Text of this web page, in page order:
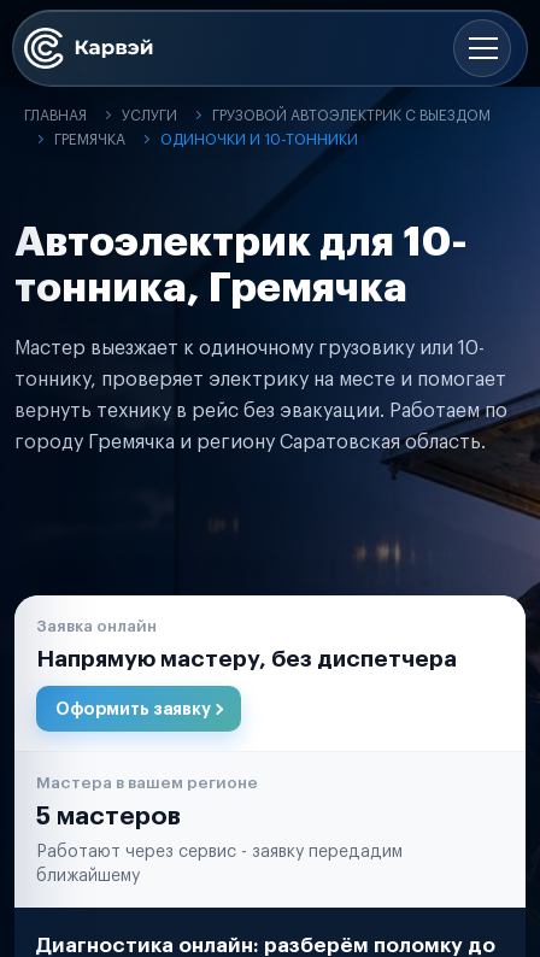
ГЛАВНАЯ УСЛУГИ
ГРУЗОВОЙ АВТОЭЛЕКТРИК С ВЫЕЗДОМ
ГРЕМЯЧКА
ОДИНОЧКИ И 10-ТОННИКИ
Автоэлектрик для 10-
тонника, Гремячка
Мастер выезжает к одиночному грузовику или 10-
тоннику, проверяет электрику на месте и помогает
вернуть технику в рейс без эвакуации. Работаем по
городу Гремячка и региону Саратовская область.
Заявка онлайн
Напрямую мастеру, без диспетчера
Оформить заявку
Мастера в вашем регионе
5 мастеров
Работают через сервис - заявку передадим
ближайшему
Диагностика онлайн: разберём поломку до